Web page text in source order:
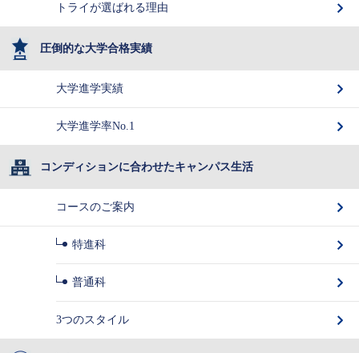
トライが選ばれる理由
圧倒的な大学合格実績
大学進学実績
大学進学率No.1
コンディションに合わせたキャンパス生活
コースのご案内
特進科
普通科
3つのスタイル